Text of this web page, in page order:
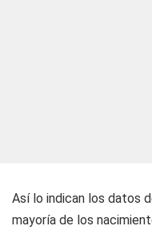
Así lo indican los datos
mayoría de los